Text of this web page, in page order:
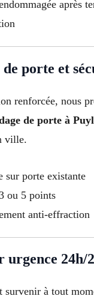
après
porte et
renforcée, nous
de porte à
ville.
sur porte existante
ou 5 points
anti-effraction
urgence 24h/
survenir à tout